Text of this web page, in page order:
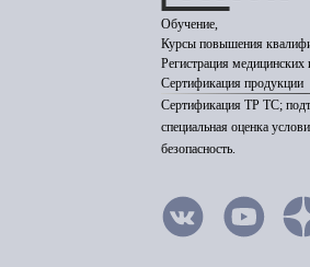
Обучение,
Курсы повышения
Регистрация медицинских
Сертификация продукции
Сертификация ТР ТС;
специальная оценка
безопасность.